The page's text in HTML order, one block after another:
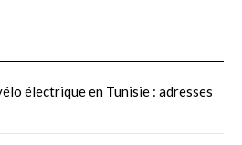
électrique en Tunisie : adresses